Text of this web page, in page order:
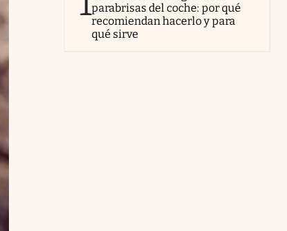
parabrisas del coche: por qué
recomiendan hacerlo y para
qué sirve